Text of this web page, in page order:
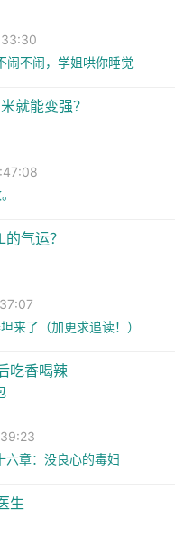
闹不闹，学姐哄你睡觉
就能变强？
气运？
来了（加更求追读！）
吃香喝辣
六章：没良心的毒妇
生